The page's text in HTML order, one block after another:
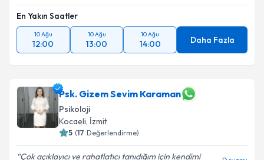
En Yakın Saatler
10 Ağu
12:00
10 Ağu
13:00
10 Ağu
14:00 Daha Fazla
Psk. Gizem Sevim Karaman
Psikoloji
Kocaeli, İzmit
5 (17 Değerlendirme)
Çok açıklayıcı ve rahatlatıcı tanıdığım için kendimi